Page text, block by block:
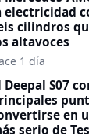
electricidad
cilindros
altavoces
1 día
Deepal S07
en
serio de